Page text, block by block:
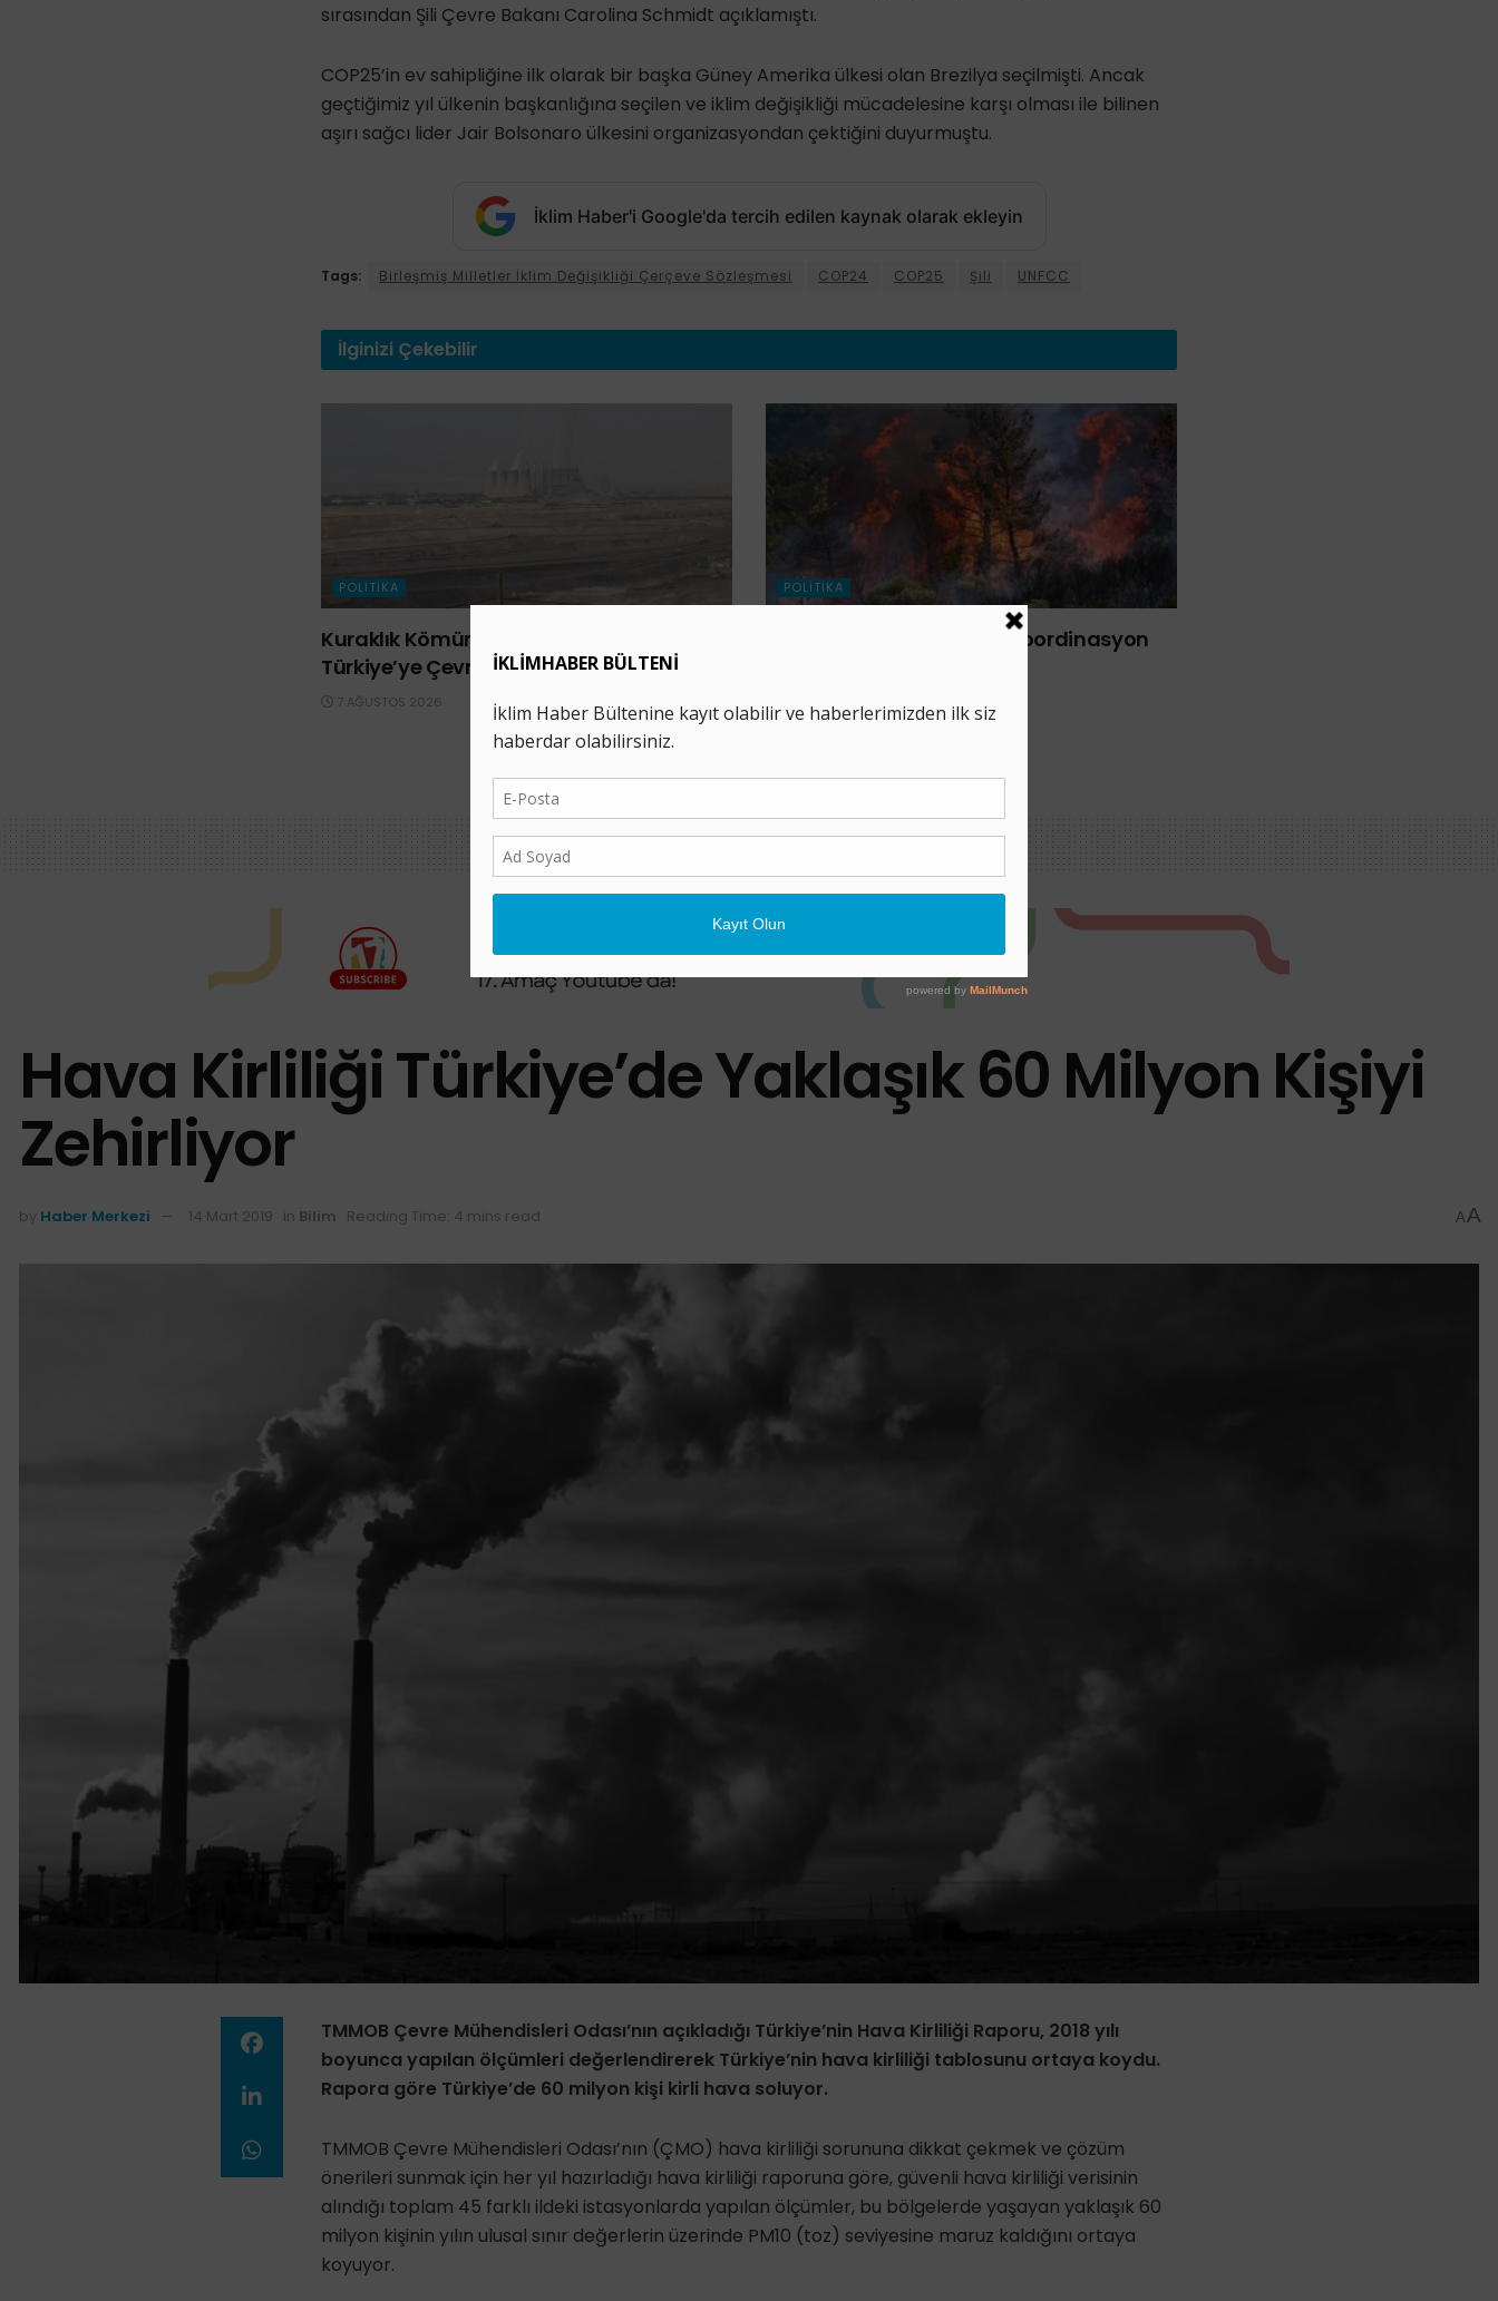
sırasından Şili Çevre Bakanı Carolina Schmidt açıklamıştı.
COP25’in ev sahipliğine ilk olarak bir başka Güney Amerika ülkesi olan Brezilya seçilmişti. Ancak
geçtiğimiz yıl ülkenin başkanlığına seçilen ve iklim değişikliği mücadelesine karşı olması ile bilinen
aşırı sağcı lider Jair Bolsonaro ülkesini organizasyondan çektiğini duyurmuştu.
İklim Haber'i Google'da tercih edilen kaynak olarak ekleyin
Tags: Birleşmiş Milletler İklim Değişikliği Çerçeve Sözleşmesi COP24 COP25 Şili UNFCC
İlginizi Çekebilir
POLITIKA
Kuraklık Kömürü de Vurdu: Gözler
Türkiye’ye Çevrildi
7 AĞUSTOS 2026
POLITIKA
81 İlde “İl İklim Değişikliği Koordinasyon
7 AĞUSTOS 2026
Hava Kirliliği Türkiye’de Yaklaşık 60 Milyon Kişiyi
Zehirliyor
by Haber Merkezi 14 Mart 2019 in Bilim Reading Time: 4 mins read A A
TMMOB Çevre Mühendisleri Odası’nın açıkladığı Türkiye’nin Hava Kirliliği Raporu, 2018 yılı
boyunca yapılan ölçümleri değerlendirerek Türkiye’nin hava kirliliği tablosunu ortaya koydu.
Rapora göre Türkiye’de 60 milyon kişi kirli hava soluyor.
TMMOB Çevre Mühendisleri Odası’nın (ÇMO) hava kirliliği sorununa dikkat çekmek ve çözüm
önerileri sunmak için her yıl hazırladığı hava kirliliği raporuna göre, güvenli hava kirliliği verisinin
alındığı toplam 45 farklı ildeki istasyonlarda yapılan ölçümler, bu bölgelerde yaşayan yaklaşık 60
milyon kişinin yılın ulusal sınır değerlerin üzerinde PM10 (toz) seviyesine maruz kaldığını ortaya
koyuyor.